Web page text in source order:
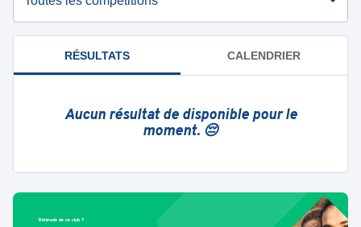
RÉSULTATS CALENDRIER
Aucun résultat de disponible pour le
moment. 😔
Bénévole de ce club ?